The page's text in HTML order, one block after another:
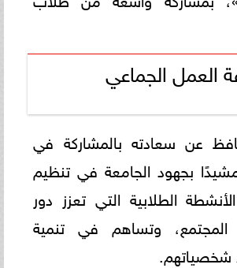
العمل الجماعي
عن سعادته بالمشاركة في
بجهود الجامعة في تنظيم
الطلابية التي تعزز دور
وتساهم في تنمية
شخصياتهم.